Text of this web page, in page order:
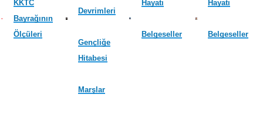
KKTC
Bayrağının
Ölçüleri
Devrimleri
Gençliğe
Hitabesi
Marşlar
Hayatı
Belgeseller
Hayatı
Belgeseller